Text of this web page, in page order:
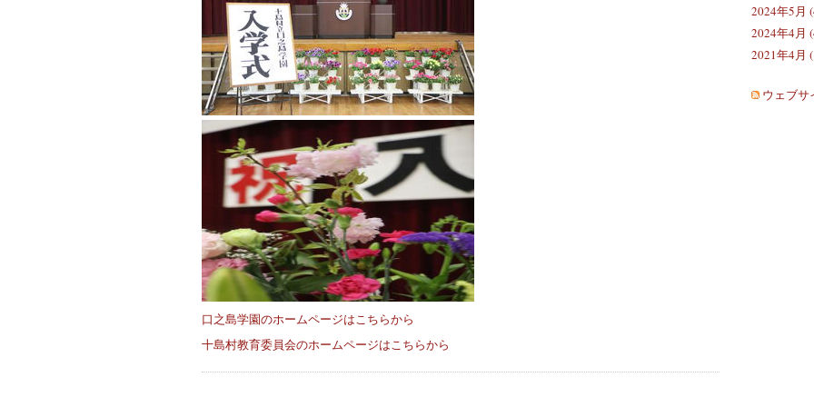
口之島学園のホームページはこちらから
十島村教育委員会のホームページはこちらから
2024年5月
2024年4月
2021年4月
ウェブサ